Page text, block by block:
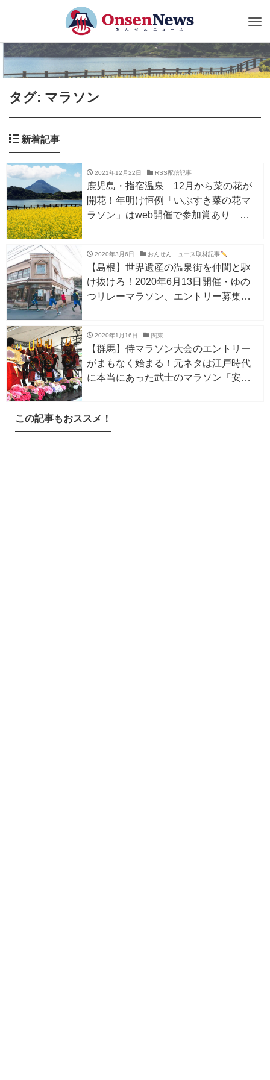
タグ: マラソン
新着記事
2021年12月22日 RSS配信記事
鹿児島・指宿温泉 12月から菜の花が
開花！年明け恒例「いぶすき菜の花マ
ラソン」はweb開催で参加賞あり
2020年3月6日 おんせんニュース取材記事
【島根】世界遺産の温泉街を仲間と駆
け抜けろ！2020年6月13日開催・ゆの
つリレーマラソン、エントリー募集
2020年1月16日 関東
【群馬】侍マラソン大会のエントリー
がまもなく始まる！元ネタは江戸時代
に本当にあった武士のマラソン「安政
この記事もおススメ！